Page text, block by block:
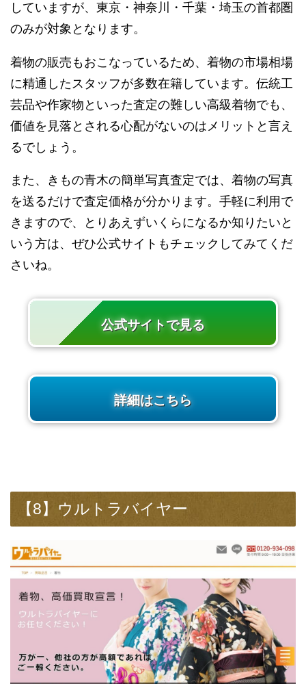
していますが、東京・神奈川・千葉・埼玉の首都圏
のみが対象となります。
着物の販売もおこなっているため、着物の市場相場
に精通したスタッフが多数在籍しています。伝統工
芸品や作家物といった査定の難しい高級着物でも、
価値を見落とされる心配がないのはメリットと言え
るでしょう。
また、きもの青木の簡単写真査定では、着物の写真
を送るだけで査定価格が分かります。手軽に利用で
きますので、とりあえずいくらになるか知りたいと
いう方は、ぜひ公式サイトもチェックしてみてくだ
さいね。
公式サイトで見る
詳細はこちら
【8】ウルトラバイヤー